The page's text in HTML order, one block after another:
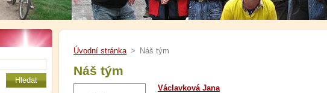
Úvodní stránka > Náš tým
Náš tým
Václavková Jana